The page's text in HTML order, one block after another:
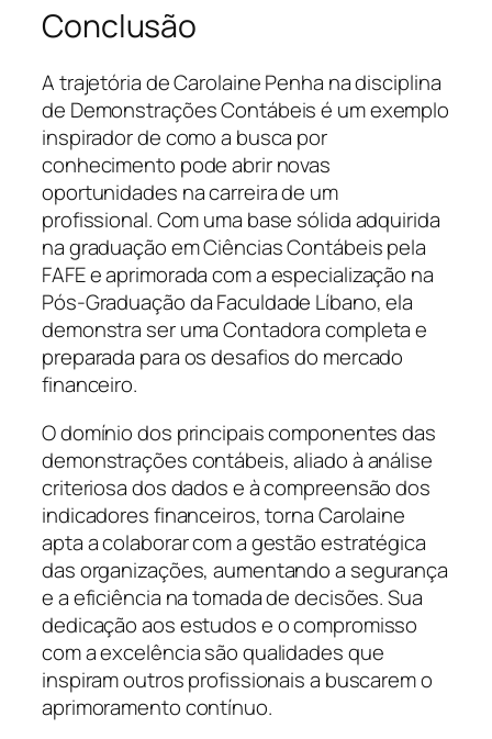
Conclusão
A trajetória de Carolaine Penha na disciplina
de Demonstrações Contábeis é um exemplo
inspirador de como a busca por
conhecimento pode abrir novas
oportunidades na carreira de um
profissional. Com uma base sólida adquirida
na graduação em Ciências Contábeis pela
FAFE e aprimorada com a especialização na
Pós-Graduação da Faculdade Líbano, ela
demonstra ser uma Contadora completa e
preparada para os desafios do mercado
financeiro.
O domínio dos principais componentes das
demonstrações contábeis, aliado à análise
criteriosa dos dados e à compreensão dos
indicadores financeiros, torna Carolaine
apta a colaborar com a gestão estratégica
das organizações, aumentando a segurança
e a eficiência na tomada de decisões. Sua
dedicação aos estudos e o compromisso
com a excelência são qualidades que
inspiram outros profissionais a buscarem o
aprimoramento contínuo.